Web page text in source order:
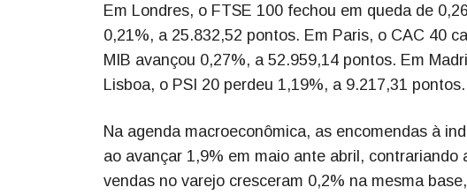
Em Londres, o FTSE 100 fechou em queda de
0,21%, a 25.832,52 pontos. Em Paris, o CAC 40
MIB avançou 0,27%, a 52.959,14 pontos. Em
Lisboa, o PSI 20 perdeu 1,19%, a 9.217,31
Na agenda macroeconômica, as encomendas à
ao avançar 1,9% em maio ante abril,
vendas no varejo cresceram 0,2% na mesma